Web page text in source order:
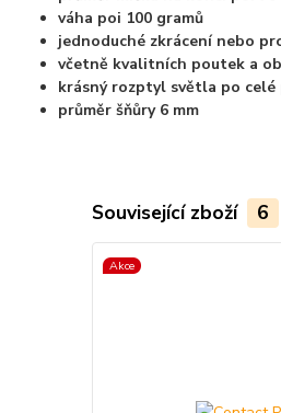
váha poi 100 gramů
jednoduché zkrácení nebo
včetně kvalitních poutek a
krásný rozptyl světla po celé
průměr šňůry 6 mm
Související zboží 6
Akce